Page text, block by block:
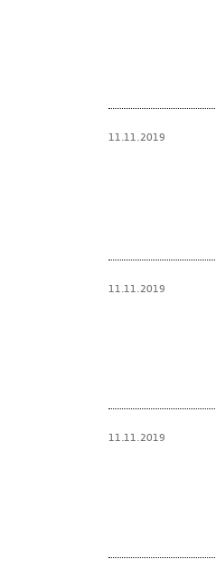
11.11.2019
11.11.2019
11.11.2019